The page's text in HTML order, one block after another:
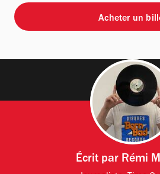
Acheter un
Écrit par Rémi